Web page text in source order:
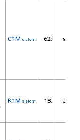
C1M slalom 62. 8/ZS
K1M slalom 18. 3/ZS